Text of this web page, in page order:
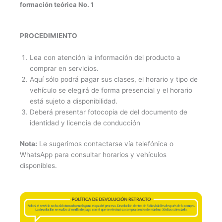
formación teórica No. 1
PROCEDIMIENTO
Lea con atención la información del producto a
comprar en servicios.
Aquí sólo podrá pagar sus clases, el horario y tipo de
vehículo se elegirá de forma presencial y el horario
está sujeto a disponibilidad.
Deberá presentar fotocopia de del documento de
identidad y licencia de conducción
Nota: Le sugerimos contactarse vía telefónica o
WhatsApp para consultar horarios y vehículos
disponibles.